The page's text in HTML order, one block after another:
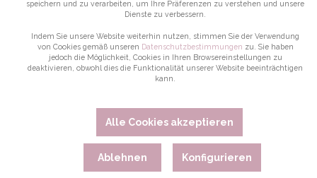
speichern und zu verarbeiten, um Ihre Präferenzen zu verstehen und unsere
Dienste zu verbessern.
Indem Sie unsere Website weiterhin nutzen, stimmen Sie der Verwendung
von Cookies gemäß unseren Datenschutzbestimmungen zu. Sie haben
jedoch die Möglichkeit, Cookies in Ihren Browsereinstellungen zu
deaktivieren, obwohl dies die Funktionalität unserer Website beeinträchtigen
kann.
Alle Cookies akzeptieren
Ablehnen Konfigurieren